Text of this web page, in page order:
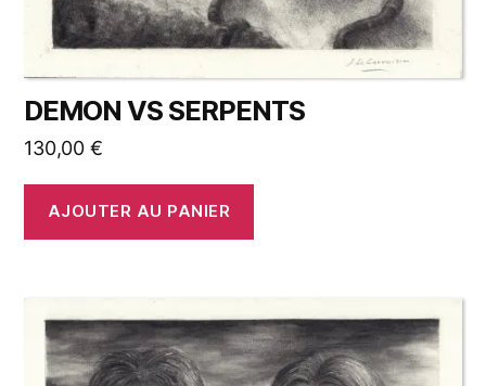
DEMON VS SERPENTS
130,00 €
AJOUTER AU PANIER